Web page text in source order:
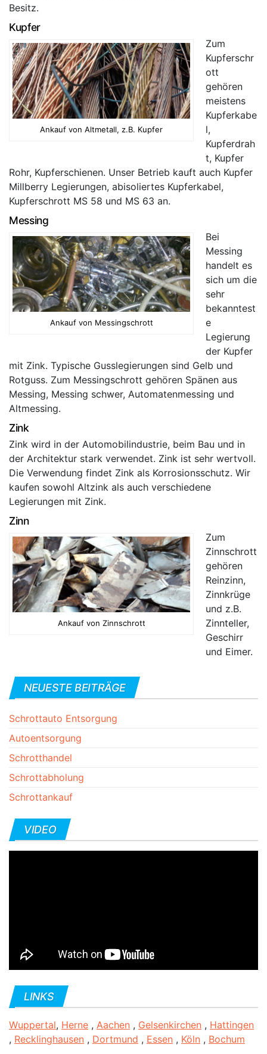
Besitz.
Kupfer
Ankauf von Altmetall, z.B. Kupfer
Zum
Kupferschr
ott
gehören
meistens
Kupferkabe
l,
Kupferdrah
t, Kupfer
Rohr, Kupferschienen. Unser Betrieb kauft auch Kupfer
Millberry Legierungen, abisoliertes Kupferkabel,
Kupferschrott MS 58 und MS 63 an.
Messing
Ankauf von Messingschrott
Bei
Messing
handelt es
sich um die
sehr
bekanntest
e
Legierung
der Kupfer
mit Zink. Typische Gusslegierungen sind Gelb und
Rotguss. Zum Messingschrott gehören Spänen aus
Messing, Messing schwer, Automatenmessing und
Altmessing.
Zink
Zink wird in der Automobilindustrie, beim Bau und in
der Architektur stark verwendet. Zink ist sehr wertvoll.
Die Verwendung findet Zink als Korrosionsschutz. Wir
kaufen sowohl Altzink als auch verschiedene
Legierungen mit Zink.
Zinn
Ankauf von Zinnschrott
Zum
Zinnschrott
gehören
Reinzinn,
Zinnkrüge
und z.B.
Zinnteller,
Geschirr
und Eimer.
NEUESTE BEITRÄGE
Schrottauto Entsorgung
Autoentsorgung
Schrotthandel
Schrottabholung
Schrottankauf
VIDEO
LINKS
Wuppertal, Herne , Aachen , Gelsenkirchen , Hattingen
, Recklinghausen , Dortmund , Essen , Köln , Bochum